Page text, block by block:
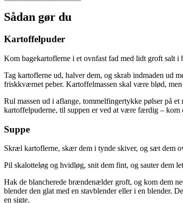
Sådan gør du
Kartoffelpuder
Kom bagekartoflerne i et ovnfast fad med lidt groft salt
Tag kartoflerne ud, halver dem, og skrab indmaden ud
friskkværnet peber. Kartoffelmassen skal være blød,
Rul massen ud i aflange, tommelfingertykke pølser på
kartoffelpuderne, til suppen er ved at være færdig – kom
Suppe
Skræl kartoflerne, skær dem i tynde skiver, og sæt dem
Pil skalotteløg og hvidløg, snit dem fint, og sauter dem
Hak de blancherede brændenælder groft, og kom dem
blender den glat med en stavblender eller i en blender.
en sigte.